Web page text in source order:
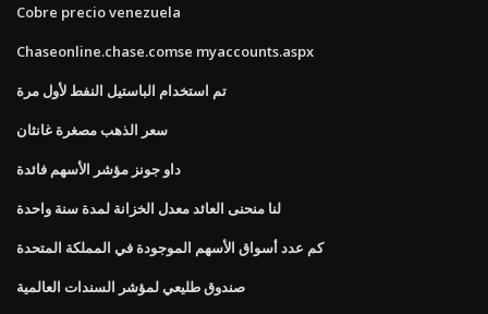
Cobre precio venezuela
Chaseonline.chase.comse myaccounts.aspx
تم استخدام الباستيل النفط لأول مرة
سعر الذهب مصغرة غانثان
داو جونز مؤشر الأسهم فائدة
لنا منحنى العائد معدل الخزانة لمدة سنة واحدة
كم عدد أسواق الأسهم الموجودة في المملكة المتحدة
صندوق طليعي لمؤشر السندات العالمية